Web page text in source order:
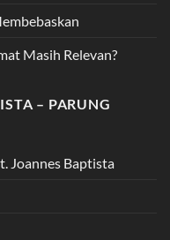
Masih Relevan?
– PARUNG
Joannes Baptista